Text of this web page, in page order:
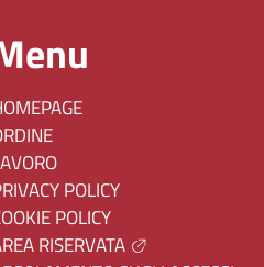
POLICY
POLICY
RISERVATA